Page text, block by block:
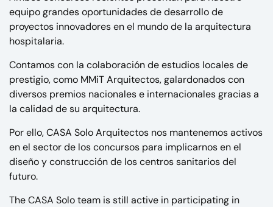
equipo grandes oportunidades de desarrollo de
proyectos innovadores en el mundo de la arquitectura
hospitalaria.
Contamos con la colaboración de estudios locales de
prestigio, como MMiT Arquitectos, galardonados con
diversos premios nacionales e internacionales gracias a
la calidad de su arquitectura.
Por ello, CASA Solo Arquitectos nos mantenemos activos
en el sector de los concursos para implicarnos en el
diseño y construcción de los centros sanitarios del
futuro.
The CASA Solo team is still active in participating in